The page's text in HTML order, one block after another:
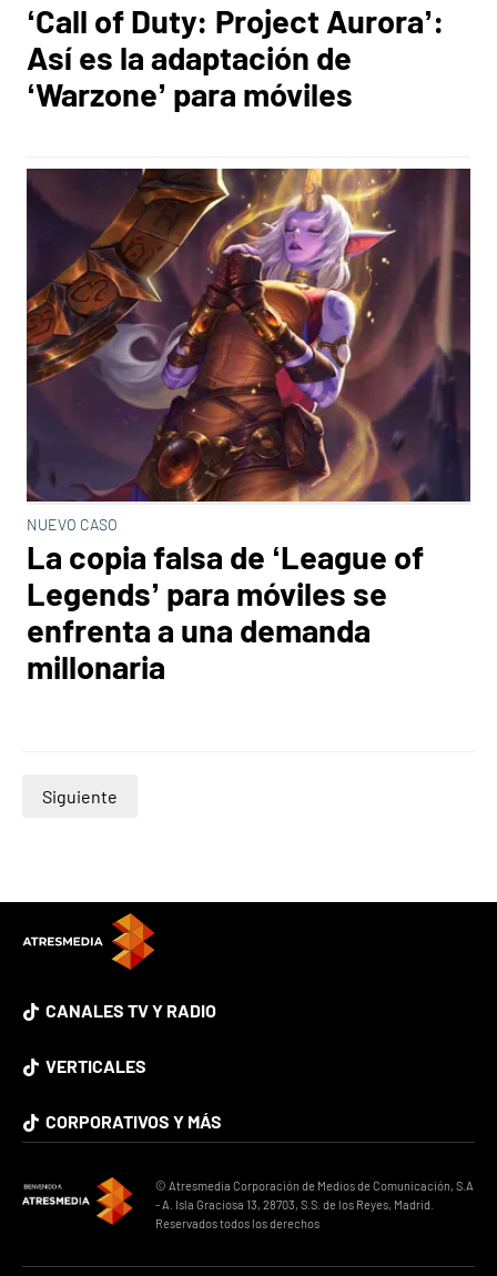
‘Call of Duty: Project Aurora’:
Así es la adaptación de
‘Warzone’ para móviles
NUEVO CASO
La copia falsa de ‘League of
Legends’ para móviles se
enfrenta a una demanda
millonaria
Siguiente
CANALES TV Y RADIO
VERTICALES
CORPORATIVOS Y MÁS
© Atresmedia Corporación de Medios de Comunicación, S.A
- A. Isla Graciosa 13, 28703, S.S. de los Reyes, Madrid.
Reservados todos los derechos